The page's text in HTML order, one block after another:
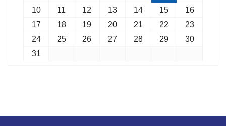
10
11 12 13 14 15
16
17
18 19 20 21 22
23
24
25 26 27 28 29
30
31